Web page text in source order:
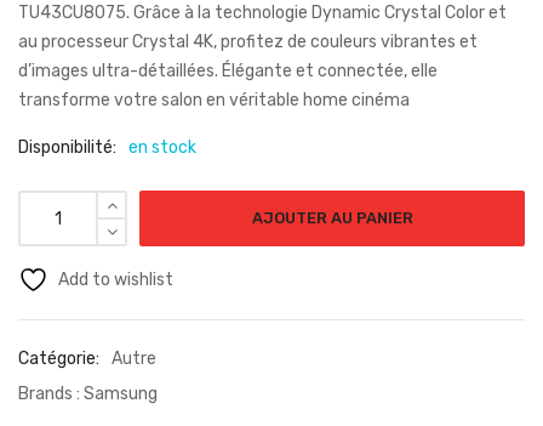
TU43CU8075. Grâce à la technologie Dynamic Crystal Color et
au processeur Crystal 4K, profitez de couleurs vibrantes et
d’images ultra-détaillées. Élégante et connectée, elle
transforme votre salon en véritable home cinéma
Disponibilité: en stock
AJOUTER AU PANIER
Add to wishlist
Catégorie:
Autre
Brands : Samsung